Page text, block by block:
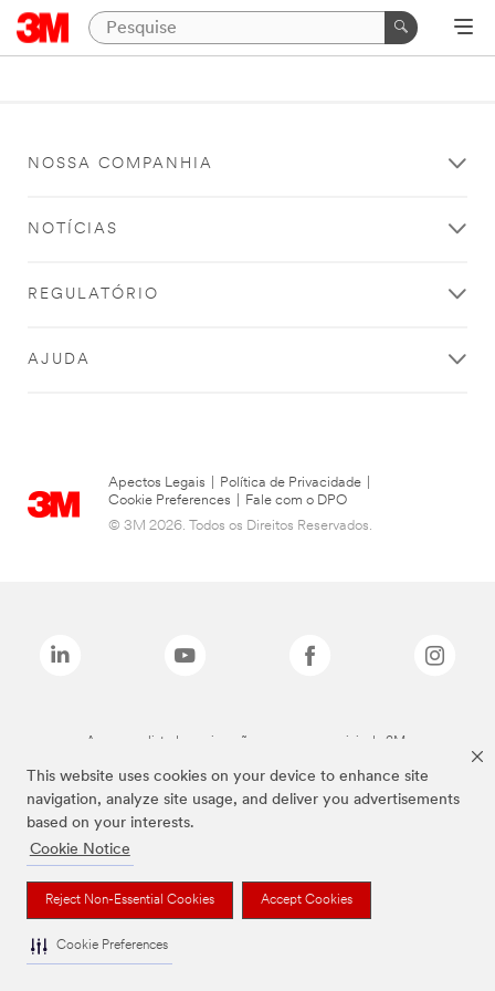
This website uses cookies on your device to enhance site
navigation, analyze site usage, and deliver you advertisements
based on your interests.
Cookie Notice
Reject Non-Essential Cookies Accept Cookies
Cookie Preferences
NOSSA COMPANHIA
NOTÍCIAS
REGULATÓRIO
AJUDA
Apectos Legais Política de Privacidade
Cookie Preferences
Fale com o DPO
© 3M 2026. Todos os Direitos Reservados.
As marcas listadas a cima são marcas comerciais da 3M.